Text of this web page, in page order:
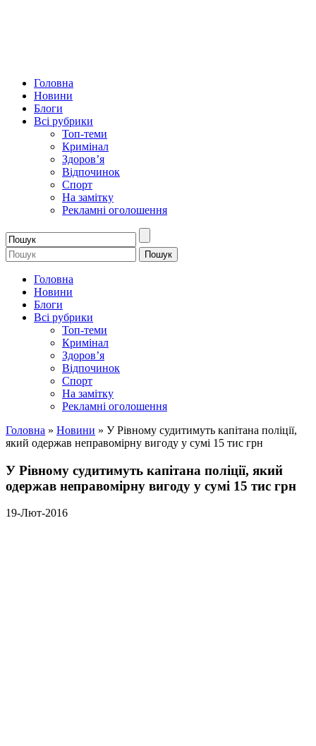
Головна
Новини
Блоги
Всі рубрики
Топ-теми
Кримінал
Здоров’я
Відпочинок
Спорт
На замітку
Рекламні оголошення
Головна
Новини
Блоги
Всі рубрики
Топ-теми
Кримінал
Здоров’я
Відпочинок
Спорт
На замітку
Рекламні оголошення
Головна » Новини » У Рівному судитимуть капітана поліції,
який одержав неправомірну вигоду у сумі 15 тис грн
У Рівному судитимуть капітана поліції, який
одержав неправомірну вигоду у сумі 15 тис грн
19-Лют-2016